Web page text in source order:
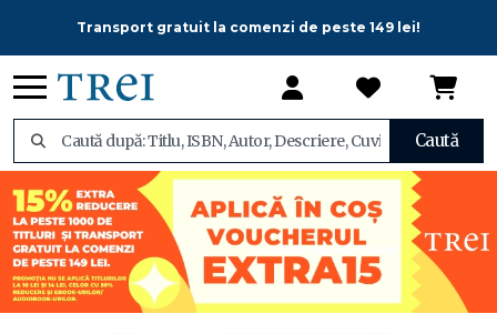
Transport gratuit la comenzi de peste 149 lei!
Caută